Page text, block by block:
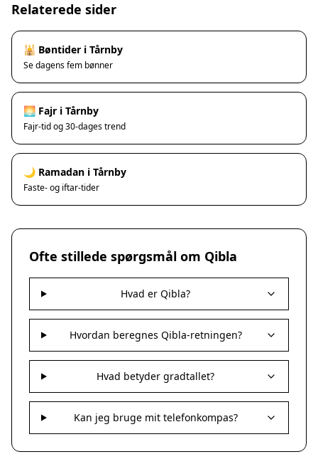
Vanløse
Haslev
Kalundborg
Korsør
Nykøbing Sjælland
Præstø
Sorø
Stege
Svendstrup
Vordingborg
Assens
Bogense
Faaborg
Kerteminde
Middelfart
Munkebo
Relaterede sider
🕌 Bøntider i Tårnby
Se dagens fem bønner
🌅 Fajr i Tårnby
Fajr-tid og 30-dages trend
🌙 Ramadan i Tårnby
Faste- og iftar-tider
Ofte stillede spørgsmål om Qibla
Hvad er Qibla?
Hvordan beregnes Qibla-retningen?
Hvad betyder gradtallet?
Kan jeg bruge mit telefonkompas?